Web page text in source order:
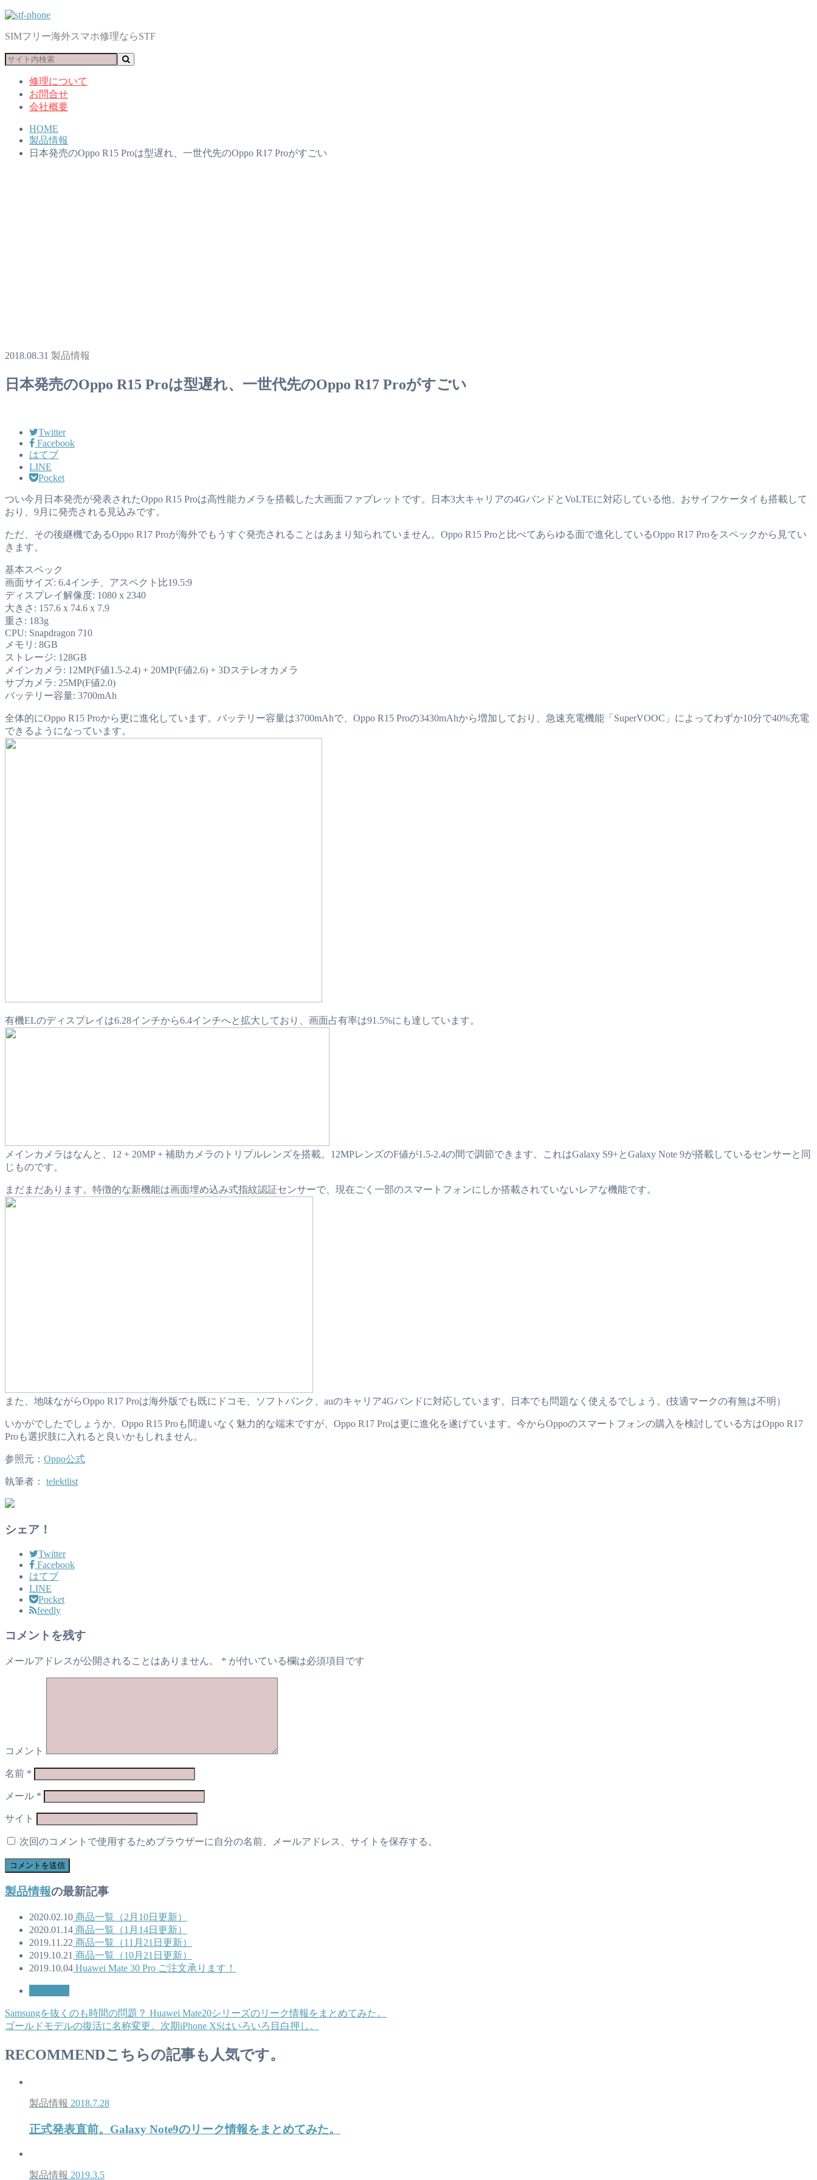
SIMフリー海外スマホ修理ならSTF
修理について
お問合せ
会社概要
HOME
製品情報
日本発売のOppo R15 Proは型遅れ、一世代先のOppo R17 Proがすごい
2018.08.31 製品情報
日本発売のOppo R15 Proは型遅れ、一世代先のOppo R17 Proがすごい
Twitter
Facebook
はてブ
LINE
Pocket
つい今月日本発売が発表されたOppo R15 Proは高性能カメラを搭載した大画面ファブレットです。日本3大キャリアの4GバンドとVoLTEに対応している他、おサイフケータイも搭載して
おり、9月に発売される見込みです。
ただ、その後継機であるOppo R17 Proが海外でもうすぐ発売されることはあまり知られていません。Oppo R15 Proと比べてあらゆる面で進化しているOppo R17 Proをスペックから見てい
きます。
基本スペック
画面サイズ: 6.4インチ、アスペクト比19.5:9
ディスプレイ解像度: 1080 x 2340
大きさ: 157.6 x 74.6 x 7.9
重さ: 183g
CPU: Snapdragon 710
メモリ: 8GB
ストレージ: 128GB
メインカメラ: 12MP(F値1.5-2.4) + 20MP(F値2.6) + 3Dステレオカメラ
サブカメラ: 25MP(F値2.0)
バッテリー容量: 3700mAh
全体的にOppo R15 Proから更に進化しています。バッテリー容量は3700mAhで、Oppo R15 Proの3430mAhから増加しており、急速充電機能「SuperVOOC」によってわずか10分で40%充電
できるようになっています。
有機ELのディスプレイは6.28インチから6.4インチへと拡大しており、画面占有率は91.5%にも達しています。
メインカメラはなんと、12 + 20MP + 補助カメラのトリプルレンズを搭載。12MPレンズのF値が1.5-2.4の間で調節できます。これはGalaxy S9+とGalaxy Note 9が搭載しているセンサーと同
じものです。
まだまだあります。特徴的な新機能は画面埋め込み式指紋認証センサーで、現在ごく一部のスマートフォンにしか搭載されていないレアな機能です。
また、地味ながらOppo R17 Proは海外版でも既にドコモ、ソフトバンク、auのキャリア4Gバンドに対応しています。日本でも問題なく使えるでしょう。(技適マークの有無は不明）
いかがでしたでしょうか、Oppo R15 Proも間違いなく魅力的な端末ですが、Oppo R17 Proは更に進化を遂げています。今からOppoのスマートフォンの購入を検討している方はOppo R17
Proも選択肢に入れると良いかもしれません。
参照元： Oppo公式
執筆者： telektlist
シェア！
Twitter
Facebook
はてブ
LINE
Pocket
feedly
コメントを残す
メールアドレスが公開されることはありません。 * が付いている欄は必須項目です
コメント
名前 *
メール *
サイト
次回のコメントで使用するためブラウザーに自分の名前、メールアドレス、サイトを保存する。
製品情報の最新記事
2020.02.10 商品一覧（2月10日更新）
2020.01.14 商品一覧（1月14日更新）
2019.11.22 商品一覧（11月21日更新）
2019.10.21 商品一覧（10月21日更新）
2019.10.04 Huawei Mate 30 Pro ご注文承ります！
Samsungを抜くのも時間の問題？ Huawei Mate20シリーズのリーク情報をまとめてみた。
ゴールドモデルの復活に名称変更。次期iPhone XSはいろいろ目白押し。
RECOMMENDこちらの記事も人気です。
製品情報 2018.7.28
正式発表直前。Galaxy Note9のリーク情報をまとめてみた。
製品情報 2019.3.5